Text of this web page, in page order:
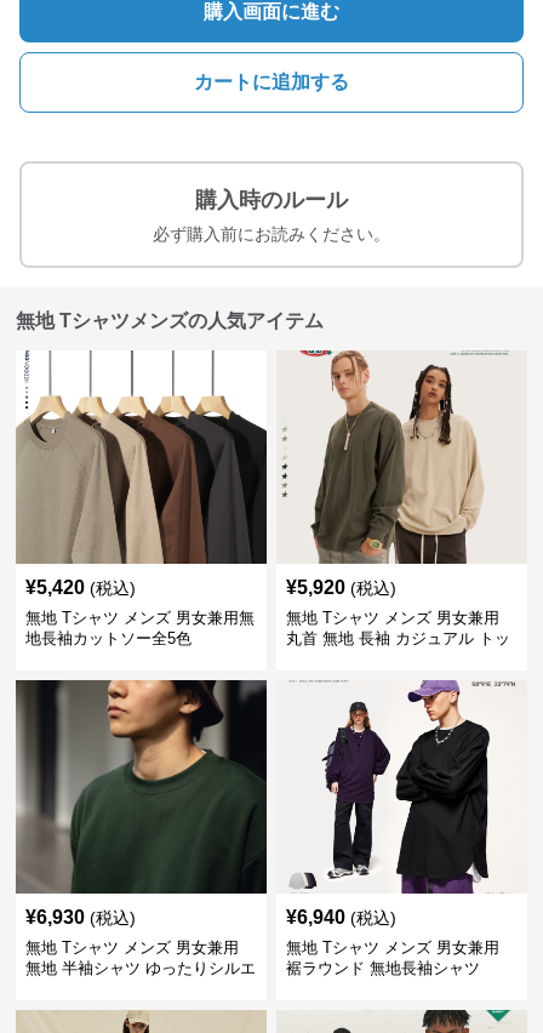
購入画面に進む
カートに追加する
購入時のルール
必ず購入前にお読みください。
無地 Tシャツメンズの人気アイテム
¥5,420 (税込)
無地 Tシャツ メンズ 男女兼用無
地長袖カットソー全5色
¥5,920 (税込)
無地 Tシャツ メンズ 男女兼用
丸首 無地 長袖 カジュアル トッ
¥6,930 (税込)
無地 Tシャツ メンズ 男女兼用
無地 半袖シャツ ゆったりシルエ
¥6,940 (税込)
無地 Tシャツ メンズ 男女兼用
裾ラウンド 無地長袖シャツ